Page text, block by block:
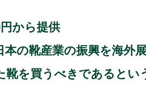
から提供
の靴産業の振興を海外
を買うべきであるとい